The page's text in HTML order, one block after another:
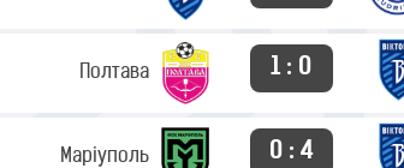
Полтава 1 : 0
Маріуполь 0 : 4